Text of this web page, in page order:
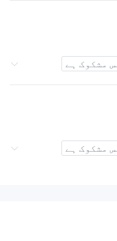
مشکوک ہے
مشکوک ہے